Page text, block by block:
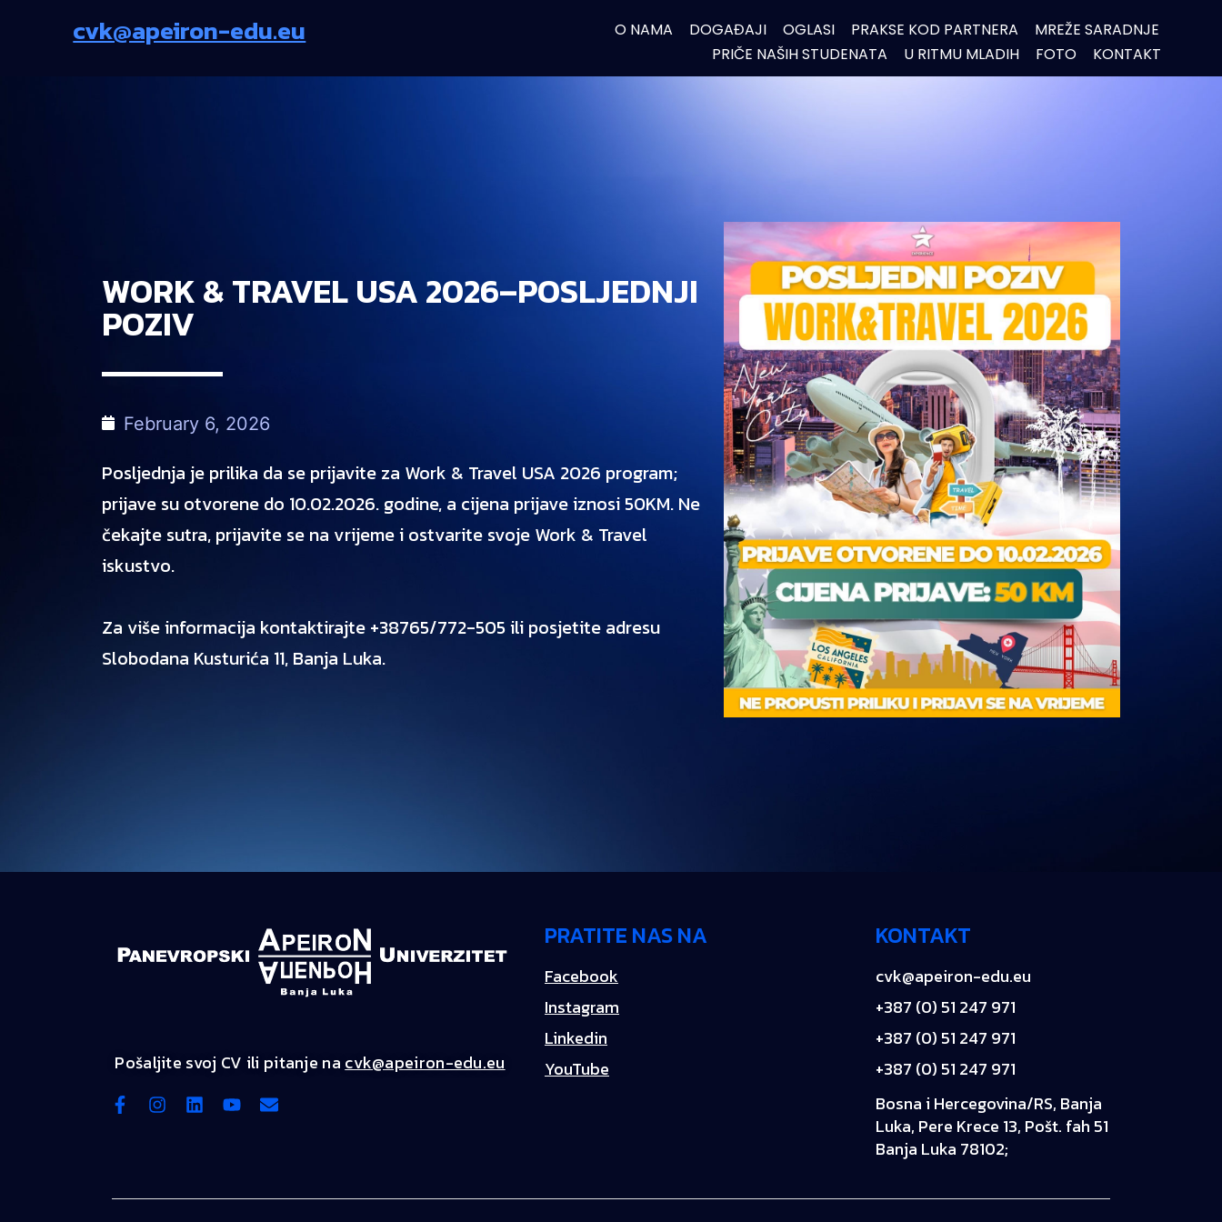
cvk@apeiron-edu.eu O NAMA DOGAĐAJI OGLASI PRAKSE KOD PARTNERA
MREŽE SARADNJE
PRIČE NAŠIH STUDENATA
U RITMU MLADIH FOTO KONTAKT
WORK & TRAVEL USA 2026–POSLJEDNJI
POZIV
February 6, 2026
Posljednja je prilika da se prijavite za Work & Travel USA 2026 program;
prijave su otvorene do 10.02.2026. godine, a cijena prijave iznosi 50KM. Ne
čekajte sutra, prijavite se na vrijeme i ostvarite svoje Work & Travel
iskustvo.
Za više informacija kontaktirajte +38765/772-505 ili posjetite adresu
Slobodana Kusturića 11, Banja Luka.
Pošaljite svoj CV ili pitanje na cvk@apeiron-edu.eu
PRATITE NAS NA
Facebook
Instagram
Linkedin
YouTube
KONTAKT
cvk@apeiron-edu.eu
+387 (0) 51 247 971
+387 (0) 51 247 971
+387 (0) 51 247 971
Bosna i Hercegovina/RS, Banja
Luka, Pere Krece 13, Pošt. fah 51
Banja Luka 78102;